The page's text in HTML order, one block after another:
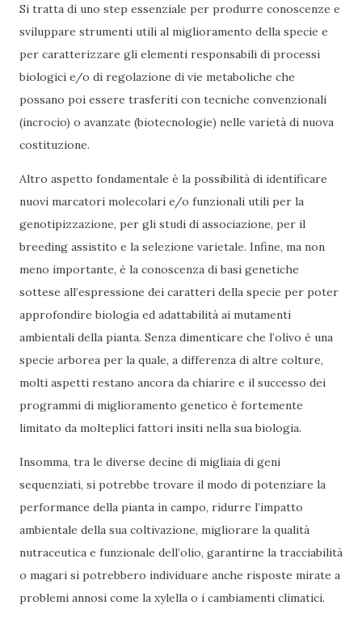
Si tratta di uno step essenziale per produrre conoscenze e
sviluppare strumenti utili al miglioramento della specie e
per caratterizzare gli elementi responsabili di processi
biologici e/o di regolazione di vie metaboliche che
possano poi essere trasferiti con tecniche convenzionali
(incrocio) o avanzate (biotecnologie) nelle varietà di nuova
costituzione.
Altro aspetto fondamentale è la possibilità di identificare
nuovi marcatori molecolari e/o funzionali utili per la
genotipizzazione, per gli studi di associazione, per il
breeding assistito e la selezione varietale. Infine, ma non
meno importante, è la conoscenza di basi genetiche
sottese all’espressione dei caratteri della specie per poter
approfondire biologia ed adattabilità ai mutamenti
ambientali della pianta. Senza dimenticare che l’olivo è una
specie arborea per la quale, a differenza di altre colture,
molti aspetti restano ancora da chiarire e il successo dei
programmi di miglioramento genetico è fortemente
limitato da molteplici fattori insiti nella sua biologia.
Insomma, tra le diverse decine di migliaia di geni
sequenziati, si potrebbe trovare il modo di potenziare la
performance della pianta in campo, ridurre l’impatto
ambientale della sua coltivazione, migliorare la qualità
nutraceutica e funzionale dell’olio, garantirne la tracciabilità
o magari si potrebbero individuare anche risposte mirate a
problemi annosi come la xylella o i cambiamenti climatici.